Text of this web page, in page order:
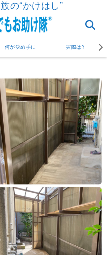
の“かけはし”
何が決め手に 実際は?